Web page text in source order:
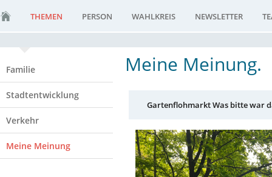
THEMEN PERSON WAHLKREIS NEWSLETTER
Familie
Stadtentwicklung
Verkehr
Meine Meinung
Meine Meinung.
Gartenflohmarkt Was bitte war